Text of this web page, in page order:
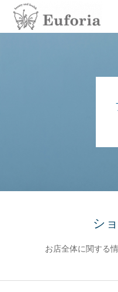
シ
お店全体に関する
お問い合わせ